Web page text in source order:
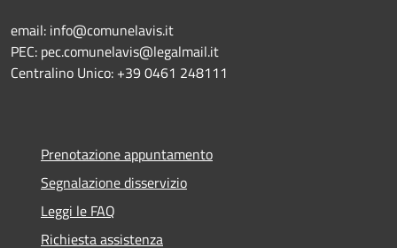
email: info@comunelavis.it
PEC: pec.comunelavis@legalmail.it
Centralino Unico: +39 0461 248111
Prenotazione appuntamento
Segnalazione disservizio
Leggi le FAQ
Richiesta assistenza